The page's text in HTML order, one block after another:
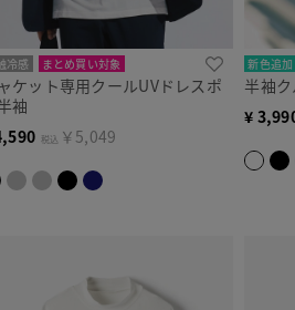
冷感 まとめ買い対象
ケット専用クールUVドレスポ
袖
税込 ￥5,049
新色追加
半袖
¥